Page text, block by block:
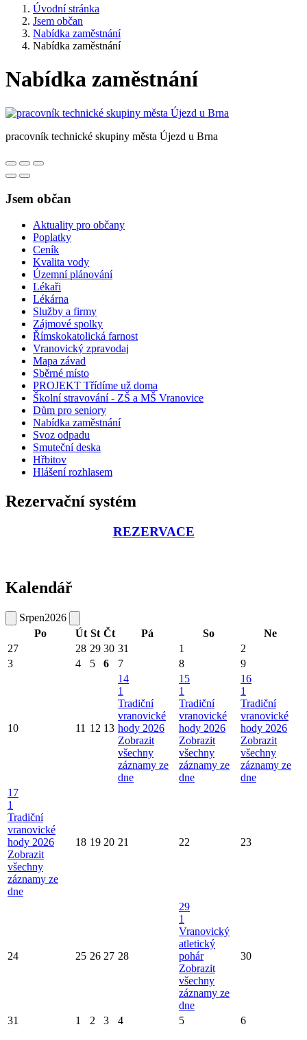
Úvodní stránka
Jsem občan
Nabídka zaměstnání
Nabídka zaměstnání
Nabídka zaměstnání
pracovník technické skupiny města Újezd u Brna
Jsem občan
Aktuality pro občany
Poplatky
Ceník
Kvalita vody
Územní plánování
Lékaři
Lékárna
Služby a firmy
Zájmové spolky
Římskokatolická farnost
Vranovický zpravodaj
Mapa závad
Sběrné místo
PROJEKT Třídíme už doma
Školní stravování - ZŠ a MŠ Vranovice
Dům pro seniory
Nabídka zaměstnání
Svoz odpadu
Smuteční deska
Hřbitov
Hlášení rozhlasem
Rezervační systém
REZERVACE
Kalendář
Srpen2026
Po
Út St Čt Pá So
Ne
27
28 29 30 31 1
2
3
4 5 6 7 8 9
10 11 12 13
14
1
Tradiční
vranovické
hody 2026
Zobrazit
všechny
záznamy ze
dne
15
1
Tradiční
vranovické
hody 2026
Zobrazit
všechny
záznamy ze
dne
16
1
Tradiční
vranovické
hody 2026
Zobrazit
všechny
záznamy ze
dne
17
1
Tradiční
vranovické
hody 2026
Zobrazit
všechny
záznamy ze
dne
18 19 20 21 22 23
24 25 26 27 28
29
1
Vranovický
atletický
pohár
Zobrazit
všechny
záznamy ze
dne
30
31 1 2 3 4 5 6